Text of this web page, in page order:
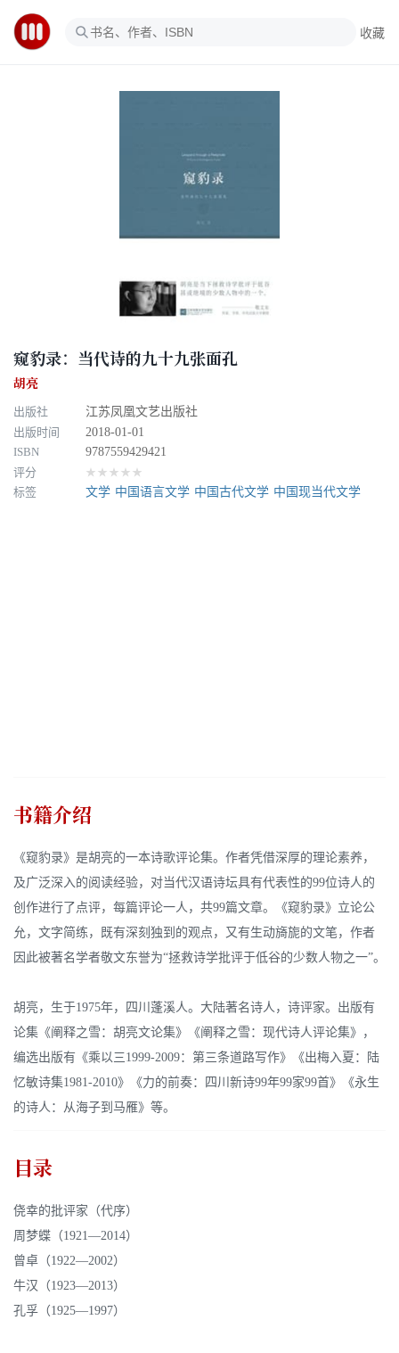
收藏
窥豹录：当代诗的九十九张面孔
胡亮
出版社
江苏凤凰文艺出版社
出版时间
2018-01-01
ISBN
9787559429421
评分
★★★★★
标签 文学 中国语言文学 中国古代文学 中国现当代文学
书籍介绍
《窥豹录》是胡亮的一本诗歌评论集。作者凭借深厚的理论素养，
及广泛深入的阅读经验，对当代汉语诗坛具有代表性的99位诗人的
创作进行了点评，每篇评论一人，共99篇文章。《窥豹录》立论公
允，文字简练，既有深刻独到的观点，又有生动旖旎的文笔，作者
因此被著名学者敬文东誉为“拯救诗学批评于低谷的少数人物之一”。
胡亮，生于1975年，四川蓬溪人。大陆著名诗人，诗评家。出版有
论集《阐释之雪：胡亮文论集》《阐释之雪：现代诗人评论集》，
编选出版有《乘以三1999-2009：第三条道路写作》《出梅入夏：陆
忆敏诗集1981-2010》《力的前奏：四川新诗99年99家99首》《永生
的诗人：从海子到马雁》等。
目录
侥幸的批评家（代序）
周梦蝶（1921—2014）
曾卓（1922—2002）
牛汉（1923—2013）
孔孚（1925—1997）